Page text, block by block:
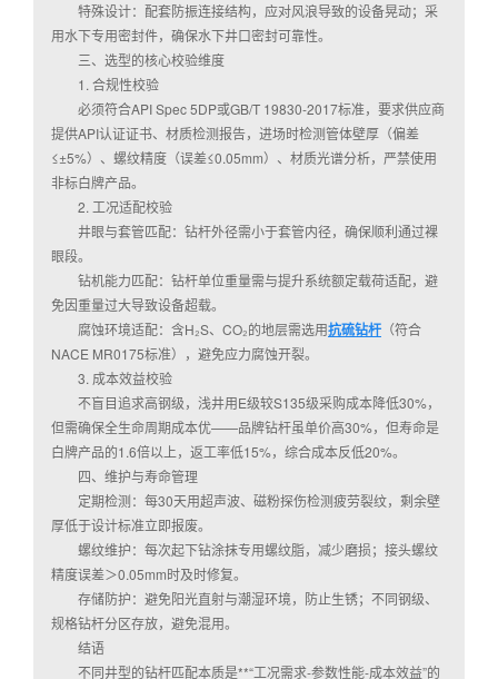
特殊设计：配套防振连接结构，应对风浪导致的设备晃动；采
用水下专用密封件，确保水下井口密封可靠性。
三、选型的核心校验维度
1. 合规性校验
必须符合API Spec 5DP或GB/T 19830-2017标准，要求供应商
提供API认证证书、材质检测报告，进场时检测管体壁厚（偏差
≤±5%）、螺纹精度（误差≤0.05mm）、材质光谱分析，严禁使用
非标白牌产品。
2. 工况适配校验
井眼与套管匹配：钻杆外径需小于套管内径，确保顺利通过裸
眼段。
钻机能力匹配：钻杆单位重量需与提升系统额定载荷适配，避
免因重量过大导致设备超载。
腐蚀环境适配：含H₂S、CO₂的地层需选用抗硫钻杆 （符合
NACE MR0175标准），避免应力腐蚀开裂。
3. 成本效益校验
不盲目追求高钢级，浅井用E级较S135级采购成本降低30%，
但需确保全生命周期成本优——品牌钻杆虽单价高30%，但寿命是
白牌产品的1.6倍以上，返工率低15%，综合成本反低20%。
四、维护与寿命管理
定期检测：每30天用超声波、磁粉探伤检测疲劳裂纹，剩余壁
厚低于设计标准立即报废。
螺纹维护：每次起下钻涂抹专用螺纹脂，减少磨损；接头螺纹
精度误差＞0.05mm时及时修复。
存储防护：避免阳光直射与潮湿环境，防止生锈；不同钢级、
规格钻杆分区存放，避免混用。
结语
不同井型的钻杆匹配本质是**“工况需求-参数性能-成本效益”的